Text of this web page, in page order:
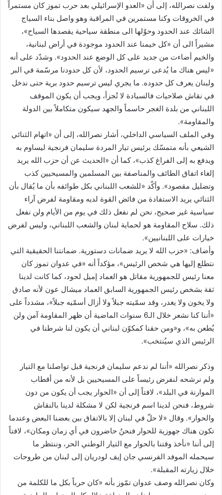
ولفت نصرالله، إلى أن «العدو الإسرائيلي بعد حرب تموز كان مستمراً
في الخروقات وكنا مستمرين في المراقبة وهو واصل بناء السياج
الشائك عند الحدود وحوّلها الى منطقة سياحية يقصدها السياح»،
مشيراً الى أن «كل خيمنا عند الحدود موجودة في أراض لبنانية،
والخيم أضاءت من جديد على كل الوضع عند الحدود». وشدّد على أنه
«ليس هناك ما يُدعى ترسيم الحدود، لأن كل حدودنا مرسّمة في البر
ولبنان يعرف كل حدوده. ما يجري ليس ترسيم حدود برية حتى ندخل
في نقاش صلاحيات فالسيادة لا تُجزأ، ويجب أن يكون الموقف
اللبناني من بلدة الغجر حاسماً والجهد سيكون متكاملاً بين الدولة
والمقاومة».
وفي الملف السياسي الداخلي، أشار نصرالله، إلى أن «اتهام الثنائي
الشيعي بأنه متمسّك برئيس تيار المردة سليمان فرنجية ليساوم به
ويدفع به إلى الفراغ كذب»، كما أن «الحديث عن أن حزب الله يريد
إلغاء اتفاق الطائف والمناصفة بين المسلمين والمسيحيين كذب
وتضليل مقصود». وأكّد «للشعب اللبناني بكل طوائفه بأن ما يُقال بأن
الثنائي يريد الاستفادة من فائض القوة لديه ومقاومة لفرض آراء
سياسية غير صحيح، نحن لم نفعل ذلك في يوم من الأيام ولن نفعل
ذلك. سلاح المقاومة هو لحماية لبنان والشعب اللبناني، وليس لفرض
خيارات على اللبنانيين».
وأضاف: «حزب الله لا يريد ضمانات دستورية. ضمانتنا الحقيقية التي
نتطلع إليها هي شخص الرئيس»، مؤكداً أنه «في عدوان تموز كان
معنا رئيس للجمهورية مقاتل هو العماد إميل لحود، كما كانت لدينا
ثقة بشخص رئيس الجمهورية السابق العماد ميشال عون لأنه صادق
ولا يخون ولا يغدر، وقد سمّيته جبلاً ولا أزال أسمّيه جبلاً»، مشدداً على
«أننا كنا نشعر خلال الـ6 سنوات الماضية أن ظهر المقاومة آمن ولن
يُطعن به»، و«ومن حقنا كمكوّن لبناني أن يكون لنا شرطنا في
الرئيس الذي سيُنتخب».
وذكر نصرالله «أننا لم ندعم سليمان فرنجية قبل تواصلنا مع التيار
ولم نرشحه لنفرض رئيساً على المسيحيين بل لأنه من أقطاب
الموارنة في البلد»، لافتاً إلى أن «الحوار يجب أن يكون من دون
شروط، فنحن لدينا اسم فرنجية لكن لا مشكلة لدينا بالنقاش
والحوار». وقال «لا حلّ في لبنان إلا بالاتفاق بين بعضنا البعض وعندما
تكون هناك جهوزية للحوار فنحنُ حاضرون في أي زمان ومكان»، لافتاً
إلى أننا «نأخذ وقتنا بالحوار مع التيار الوطني الحر، وننتظر ما
سيحمله الموفد الفرنسي جان إيف لودريان إلى لبنان من طروحات
خلال زيارته المقبلة».
وكان نصرالله وصف عدوان تمّوز بأنه «كان حرباً بكل ما للكلمة من